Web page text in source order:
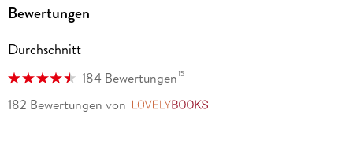
Abenteuerromans. Seine Werke wurden in über 20 Sprachen
Die Queen zeichnete ihn mit dem «Order of the British
Empire» aus.
Karolina Fell hat schon viele große Autorinnen und Autoren
Bewertungen
Durchschnitt
184 Bewertungen15
182 Bewertungen von